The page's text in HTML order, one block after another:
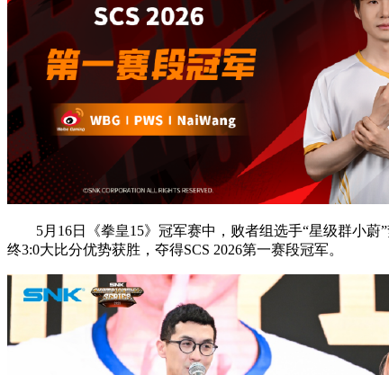
5月16日《拳皇15》冠军赛中，败者组选手“星级群小蔚”
终3:0大比分优势获胜，夺得SCS 2026第一赛段冠军。